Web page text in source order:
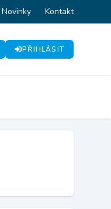
Novinky Kontakt
PŘIHLÁSIT